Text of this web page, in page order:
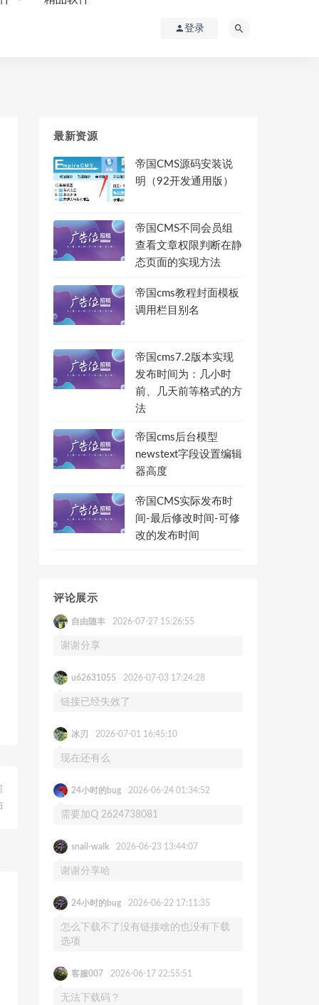
登录
$string);
array(' ','&','"','<','>',"'",'"','"'),
最新资源
帝国CMS源码安装说
明（92开发通用版）
帝国CMS不同会员组
查看文章权限判断在静
态页面的实现方法
帝国cms教程封面模板
调用栏目别名
帝国cms7.2版本实现
发布时间为：几小时
前、几天前等格式的方
法
帝国cms后台模型
newstext字段设置编辑
器高度
帝国CMS实际发布时
间-最后修改时间-可修
改的发布时间
评论展示
自由随丰 2026-07-27 15:26:55
谢谢分享
u62631055 2026-07-03 17:24:28
链接已经失效了
冰刃 2026-07-01 16:45:10
现在还有么
24小时的bug 2026-06-24 01:34:52
需要加Q 2624738081
snail-walk 2026-06-23 13:44:07
谢谢分享哈
24小时的bug 2026-06-22 17:11:35
怎么下载不了没有链接啥的也没有下载
选项
客服007 2026-06-17 22:55:51
无法下载码？